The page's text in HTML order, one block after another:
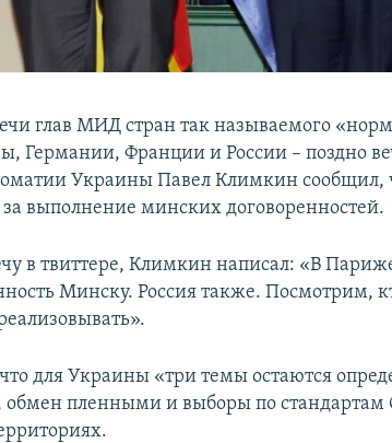
глав МИД стран так называемого
Германии, Франции и России – поздно
Украины Павел Климкин сообщил,
выполнение минских договоренностей.
в твиттере, Климкин написал: «В
Минску. Россия также. Посмотрим,
для Украины «три темы остаются
обмен пленными и выборы по стандартам